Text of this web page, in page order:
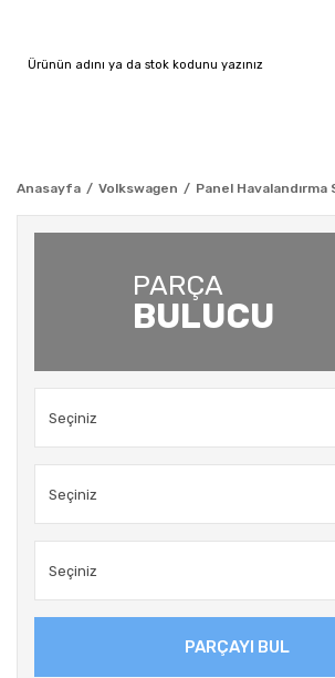
Anasayfa Volkswagen Panel
PARÇA
BULUCU
PARÇAYI BUL